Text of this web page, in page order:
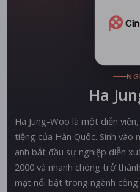
Ha
Ha Jung-Woo là một diễn
tiếng của Hàn Quốc. Sinh vào
anh bắt đầu sự nghiệp diễn
2000 và nhanh chóng trở
mặt nổi bật trong ngành công